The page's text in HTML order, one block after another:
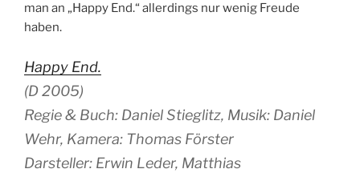
man an „Happy End.“ allerdings nur wenig Freude
haben.
Happy End.
(D 2005)
Regie & Buch: Daniel Stieglitz, Musik: Daniel
Wehr, Kamera: Thomas Förster
Darsteller: Erwin Leder, Matthias